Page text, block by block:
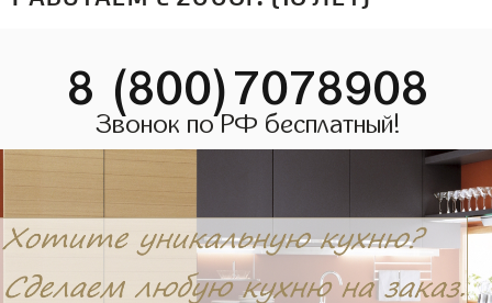
8 (800)7078908
Звонок по РФ бесплатный!